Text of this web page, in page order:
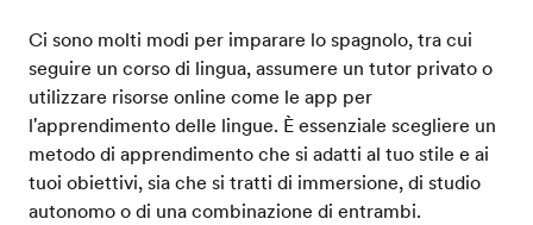
Ci sono molti modi per imparare lo spagnolo, tra cui
seguire un corso di lingua, assumere un tutor privato o
utilizzare risorse online come le app per
l'apprendimento delle lingue. È essenziale scegliere un
metodo di apprendimento che si adatti al tuo stile e ai
tuoi obiettivi, sia che si tratti di immersione, di studio
autonomo o di una combinazione di entrambi.